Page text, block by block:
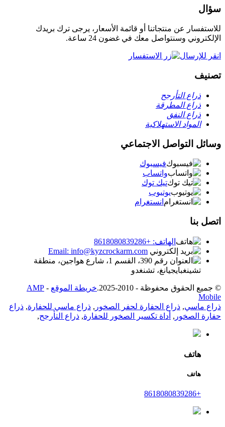
سؤال
للاستفسار عن منتجاتنا أو قائمة الأسعار، يرجى ترك بريدك
الإلكتروني وسنتواصل معك في غضون 24 ساعة.
انقر للإرسال
تصنيف
ذراع التأرجح
ذراع المطرقة
ذراع النفق
المواد الاستهلاكية
وسائل التواصل الاجتماعي
فيسبوك
واتساب
تيك توك
يوتيوب
انستغرام
اتصل بنا
الهاتف: +8618080839286
Email: info@kyzcrockarm.com
رقم 390، القسم 1، شارع هواجين، منطقة
تشينغبايجيانغ، تشنغدو
© جميع الحقوق محفوظة - 2010-2025. خريطة الموقع -
AMP
Mobile
ذراع ماسي, ذراع الحفارة لحفر الصخور , ذراع ماسي للحفارة, ذراع
حفارة الصخور , أداة تكسير الصخور للحفارة, ذراع التأرجح,
هاتف
هاتف
+8618080839286